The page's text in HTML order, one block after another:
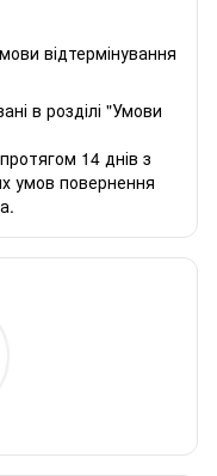
відтермінування
в розділі "Умови
14 днів з
умов повернення